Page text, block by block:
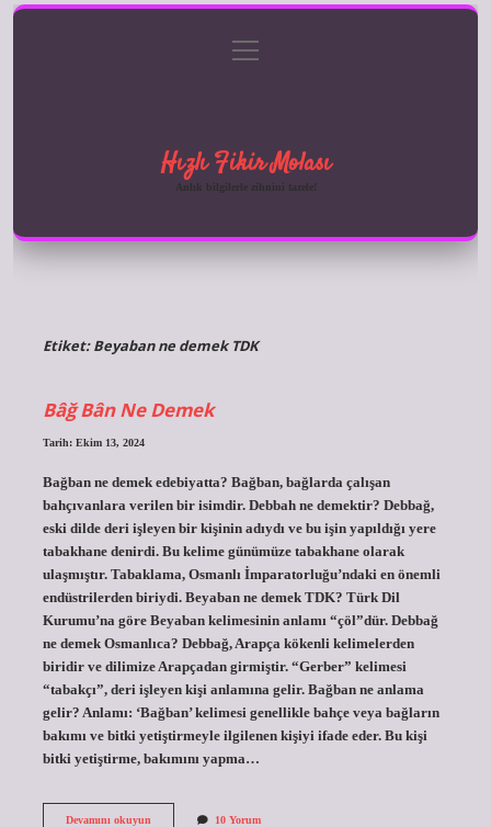
Gizlilik Politikası
menüyü
aç
Hızlı Fikir Molası
Anlık bilgilerle zihnini tazele!
Etiket:Beyaban ne demek TDK
Bâğ Bân Ne Demek
Tarih: Ekim 13, 2024
Bağban ne demek edebiyatta? Bağban, bağlarda çalışan
bahçıvanlara verilen bir isimdir. Debbah ne demektir? Debbağ,
eski dilde deri işleyen bir kişinin adıydı ve bu işin yapıldığı yere
tabakhane denirdi. Bu kelime günümüze tabakhane olarak
ulaşmıştır. Tabaklama, Osmanlı İmparatorluğu’ndaki en önemli
endüstrilerden biriydi. Beyaban ne demek TDK? Türk Dil
Kurumu’na göre Beyaban kelimesinin anlamı “çöl”dür. Debbağ
ne demek Osmanlıca? Debbağ, Arapça kökenli kelimelerden
biridir ve dilimize Arapçadan girmiştir. “Gerber” kelimesi
“tabakçı”, deri işleyen kişi anlamına gelir. Bağban ne anlama
gelir? Anlamı: ‘Bağban’ kelimesi genellikle bahçe veya bağların
bakımı ve bitki yetiştirmeyle ilgilenen kişiyi ifade eder. Bu kişi
bitki yetiştirme, bakımını yapma…
Devamını okuyunBâğ
10 Yorum